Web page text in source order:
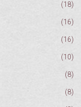
(18)
(16)
(16)
(10)
(8)
(8)